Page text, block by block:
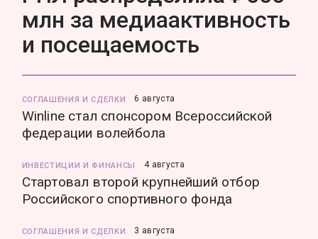
млн за медиаактивность
и посещаемость
СОГЛАШЕНИЯ И СДЕЛКИ 6 августа
Winline стал спонсором Всероссийской
федерации волейбола
ИНВЕСТИЦИИ И ФИНАНСЫ 4 августа
Стартовал второй крупнейший отбор
Российского спортивного фонда
СОГЛАШЕНИЯ И СДЕЛКИ 3 августа